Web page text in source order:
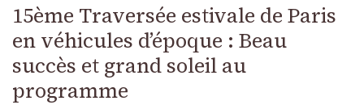
15ème Traversée estivale de Paris
en véhicules d’époque : Beau
succès et grand soleil au
programme